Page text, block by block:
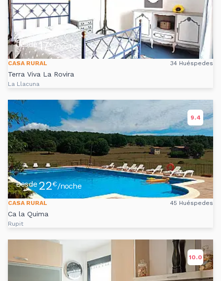
Desde17€/noche
CASA RURAL 34 Huéspedes
Terra Viva La Rovira
La Llacuna
9.4
Desde22€/noche
CASA RURAL 45 Huéspedes
Ca la Quima
Rupit
10.0